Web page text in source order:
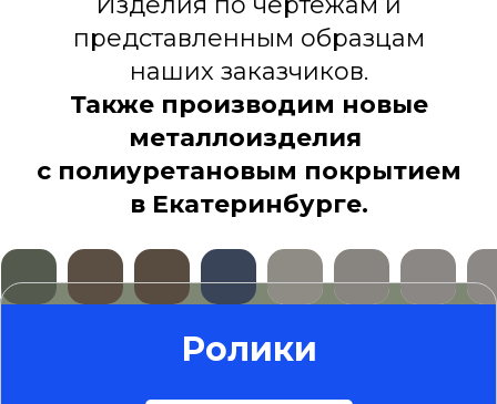
представленным образцам
наших заказчиков.
Также производим новые
металлоизделия
с полиуретановым покрытием
в Екатеринбурге.
Ролики